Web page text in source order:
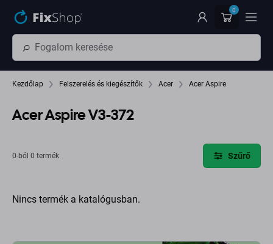
0
Kezdőlap Felszerelés és kiegészítők Acer Acer Aspire
Acer Aspire V3-372
0-ból 0 termék Szűrő
Nincs termék a katalógusban.